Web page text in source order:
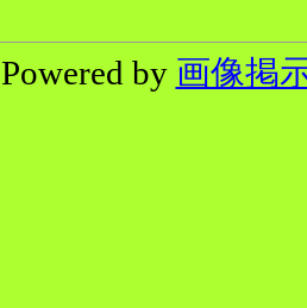
Powered by 画像掲